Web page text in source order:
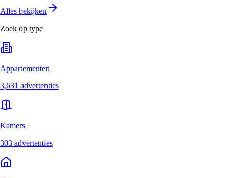
Alles bekijken
Zoek op type
Appartementen
3,631 advertenties
Kamers
303 advertenties